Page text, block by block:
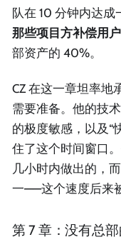
队在 10 分钟内达成
那些项目方补偿用户
部资产的 40%。
CZ 在这一章坦率地
需要准备。他的技
的极度敏感，以及“
住了这个时间窗口
几小时内做出的，
一——这个速度后来
第 7 章：没有总